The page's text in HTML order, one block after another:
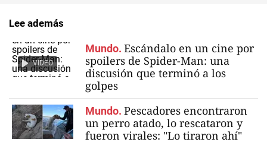
Lee además
VIDEO
Mundo. Escándalo en un cine por
spoilers de Spider-Man: una
discusión que terminó a los
golpes
Mundo. Pescadores encontraron
un perro atado, lo rescataron y
fueron virales: "Lo tiraron ahí"